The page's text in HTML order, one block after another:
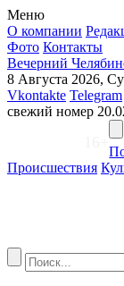
Меню
О компании
Фото Контакты
Вечерний
8 Августа 2026,
Vkontakte Telegram
свежий номер
16+
Происшествия